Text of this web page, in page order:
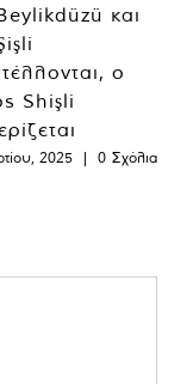
και
ο
Shişli
2025 | 0 Σχόλια